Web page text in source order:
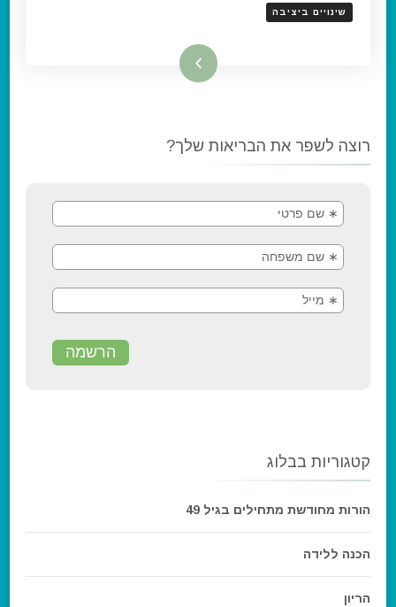
שינויים ביציבה
קרא עוד
רוצה לשפר את הבריאות שלך?
קטגוריות בבלוג
הורות מחודשת מתחילים בגיל 49
הכנה ללידה
הריון